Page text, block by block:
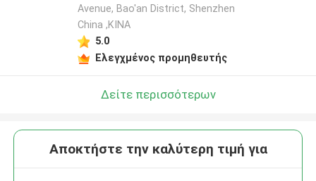
Avenue, Bao'an District, Shenzhen
China ,ΚΙΝΑ
5.0
Ελεγχμένος προμηθευτής
Δείτε περισσότερων
Αποκτήστε την καλύτερη τιμή για